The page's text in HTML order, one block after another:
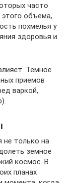
часто
объема,
похмелья у
здоровья и
Темное
приемов
варкой,
не только на
земное
космос. В
планах